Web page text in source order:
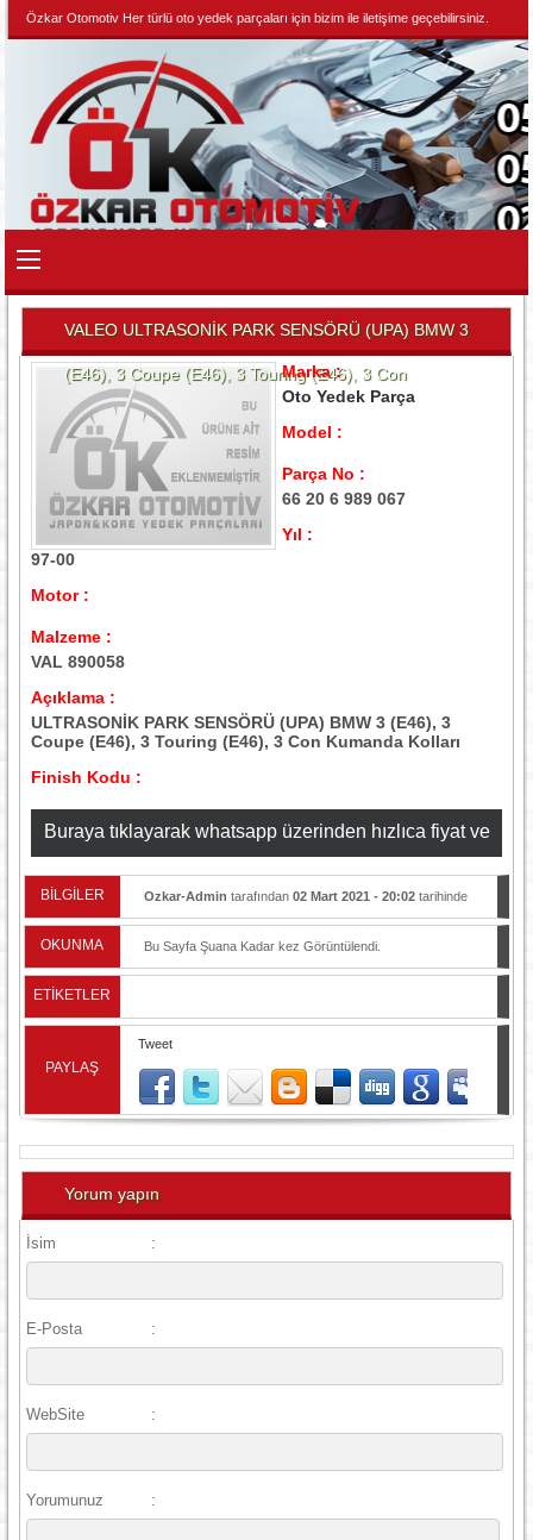
Özkar Otomotiv Her türlü oto yedek parçaları için bizim ile iletişime geçebilirsiniz.
VALEO ULTRASONİK PARK SENSÖRÜ (UPA) BMW 3
(E46), 3 Coupe (E46), 3 Touring (E46), 3 Con
Marka :
Oto Yedek Parça
Model :
Parça No :
66 20 6 989 067
Yıl :
97-00
Motor :
Malzeme :
VAL 890058
Açıklama :
ULTRASONİK PARK SENSÖRÜ (UPA) BMW 3 (E46), 3
Coupe (E46), 3 Touring (E46), 3 Con Kumanda Kolları
Finish Kodu :
Buraya tıklayarak whatsapp üzerinden hızlıca fiyat ve
stok bilgisi alabilirsiniz
BİLGİLER Ozkar-Admin tarafından 02 Mart 2021 - 20:02tarihinde
OKUNMA Bu Sayfa Şuana Kadar kez Görüntülendi.
ETİKETLER
PAYLAŞ
Tweet
Yorum yapın
İsim :
E-Posta :
WebSite :
Yorumunuz :